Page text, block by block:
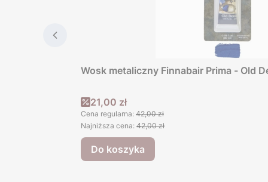
Wosk metaliczny Finnabair Prima - Old
Cena promocyjna
21,00 zł
Cena regularna: 42,00 zł
Najniższa cena: 42,00 zł
Do koszyka